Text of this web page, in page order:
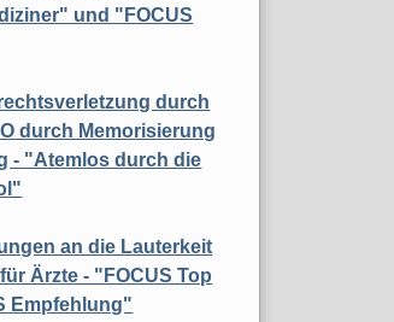
und "FOCUS
durch
durch Memorisierung
- "Atemlos durch die
an die Lauterkeit
Ärzte - "FOCUS Top
Empfehlung"